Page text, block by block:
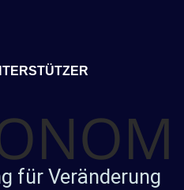
für Veränderung